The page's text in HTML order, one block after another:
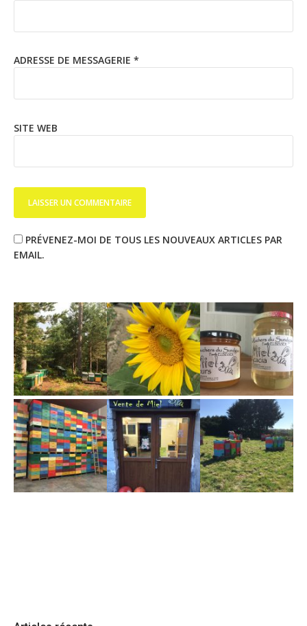
ADRESSE DE MESSAGERIE *
SITE WEB
PRÉVENEZ-MOI DE TOUS LES NOUVEAUX ARTICLES PAR
EMAIL.